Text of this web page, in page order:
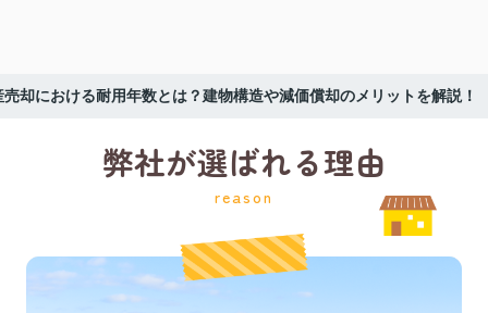
売却における耐用年数とは？建物構造や減価償却のメリットを解説！
弊社が選ばれる理由
reason